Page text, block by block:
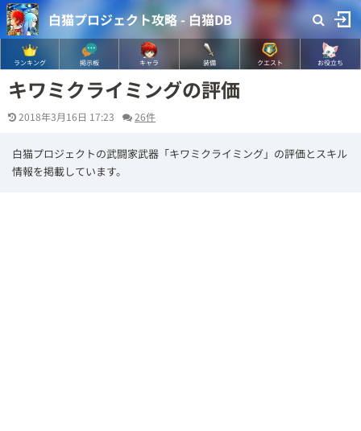
白猫プロジェクト攻略 - 白猫DB
ランキング 掲示板 キャラ 装備 クエスト お役立ち
キワミクライミングの評価
2018年3月16日 17:23 26件
白猫プロジェクトの武闘家武器「キワミクライミング」の評価とスキル
情報を掲載しています。